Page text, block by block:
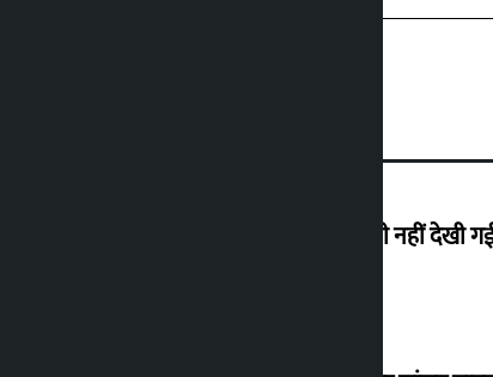
मैं ऐसी अराजकता देख रहा हूं जो देश में कभी नहीं देखी